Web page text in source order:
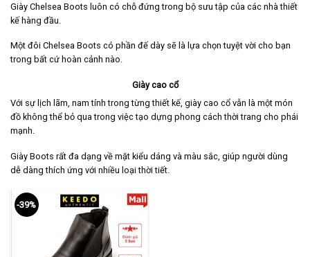
Giày Chelsea Boots luôn có chỗ đứng trong bộ sưu tập của các nhà thiết
kế hàng đầu.
Một đôi Chelsea Boots có phần đế dày sẽ là lựa chọn tuyệt vời cho bạn
trong bất cứ hoàn cảnh nào.
Giày cao cổ
Với sự lịch lãm, nam tính trong từng thiết kế, giày cao cổ vẫn là một món
đồ không thể bỏ qua trong việc tạo dựng phong cách thời trang cho phái
mạnh.
Giày Boots rất đa dạng về mặt kiểu dáng và màu sắc, giúp người dùng
dễ dàng thích ứng với nhiều loại thời tiết.
-39%